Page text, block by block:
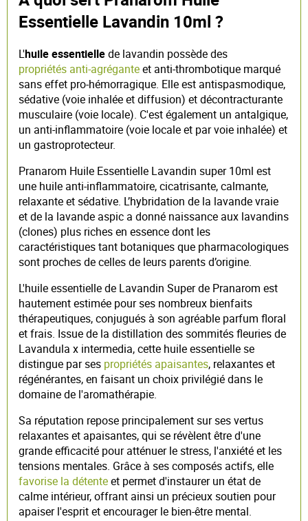
Essentielle Lavandin 10ml ?
L'huile essentiellede lavandin possède des
propriétés anti-agréganteet anti-thrombotique marqué
sans effet pro-hémorragique. Elle est antispasmodique,
sédative (voie inhalée et diffusion) et décontracturante
musculaire (voie locale). C'est également un antalgique,
un anti-inflammatoire (voie locale et par voie inhalée) et
un gastroprotecteur.
Pranarom Huile Essentielle Lavandin super 10ml est
une huile anti-inflammatoire, cicatrisante, calmante,
relaxante et sédative. L’hybridation de la lavande vraie
et de la lavande aspic a donné naissance aux lavandins
(clones) plus riches en essence dont les
caractéristiques tant botaniques que pharmacologiques
sont proches de celles de leurs parents d’origine.
L'huile essentielle de Lavandin Super de Pranarom est
hautement estimée pour ses nombreux bienfaits
thérapeutiques, conjugués à son agréable parfum floral
et frais. Issue de la distillation des sommités fleuries de
Lavandula x intermedia, cette huile essentielle se
distingue par ses propriétés apaisantes, relaxantes et
régénérantes, en faisant un choix privilégié dans le
domaine de l'aromathérapie.
Sa réputation repose principalement sur ses vertus
relaxantes et apaisantes, qui se révèlent être d'une
grande efficacité pour atténuer le stress, l'anxiété et les
tensions mentales. Grâce à ses composés actifs, elle
favorise la détenteet permet d'instaurer un état de
calme intérieur, offrant ainsi un précieux soutien pour
apaiser l'esprit et encourager le bien-être mental.